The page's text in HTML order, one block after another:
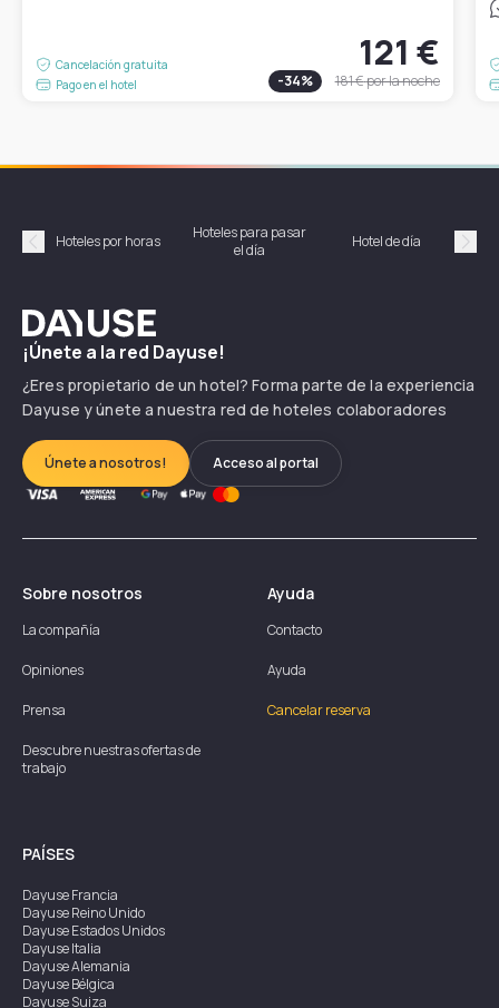
Cancelación gratuita
Pago en el hotel
121 €
-34% 181 €por la noche
Précédent
Hoteles por horas
Hoteles para pasar
el día
Hotel de día
Dayuse
¡Únete a la red Dayuse!
¿Eres propietario de un hotel? Forma parte de la experiencia
Dayuse y únete a nuestra red de hoteles colaboradores
Únete a nosotros! Acceso al portal
Sobre nosotros
La compañía
Opiniones
Prensa
Descubre nuestras ofertas de
trabajo
Ayuda
Contacto
Ayuda
Cancelar reserva
PAÍSES
DayuseFrancia
DayuseReino Unido
DayuseEstados Unidos
DayuseItalia
DayuseAlemania
DayuseBélgica
DayuseSuiza